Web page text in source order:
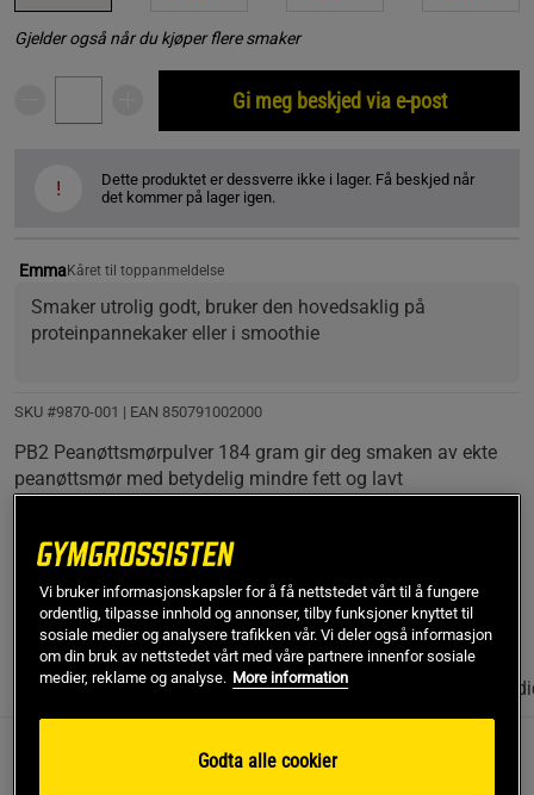
Gjelder også når du kjøper flere smaker
Gi meg beskjed via e-post
!
Dette produktet er dessverre ikke i lager. Få beskjed når
det kommer på lager igen.
EmmaKåret til toppanmeldelse
Smaker utrolig godt, bruker den hovedsaklig på
proteinpannekaker eller i smoothie
SKU #9870-001 | EAN 850791002000
PB2 Peanøttsmørpulver 184 gram gir deg smaken av ekte
peanøttsmør med betydelig mindre fett og lavt
ønsker et sunt alternativ til peanøttsmør i hverdagen.
Les mer
Informasjon Anmeldelser(26) Næringsinformasjon &
Vi bruker informasjonskapsler for å få nettstedet vårt til å fungere
ordentlig, tilpasse innhold og annonser, tilby funksjoner knyttet til
sosiale medier og analysere trafikken vår. Vi deler også informasjon
om din bruk av nettstedet vårt med våre partnere innenfor sosiale
medier, reklame og analyse. More information
Godta alle cookier